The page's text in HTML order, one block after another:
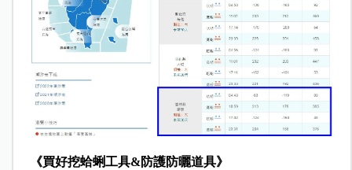
《買好挖蛤蜊工具&防護防曬道具》